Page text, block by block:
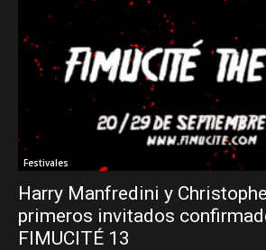
Festivales
Harry Manfredini y
primeros invitados
FIMUCITÉ 13